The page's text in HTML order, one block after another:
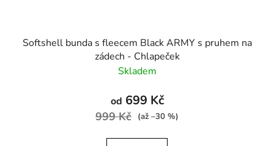
Softshell bunda s fleecem Black ARMY s pruhem na
zádech - Chlapeček
Skladem
od 699 Kč
999 Kč (až –30 %)